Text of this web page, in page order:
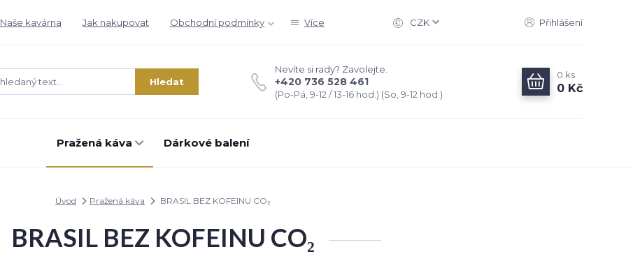
Naše kavárna Jak nakupovat Obchodní podmínky Více CZK Přihlášení
Hledat
Nevíte si rady? Zavolejte.
+420 736 528 461
(Po-Pá, 9-12 / 13-16 hod.) (So, 9-12 hod.)
0 ks
0 Kč
Pražená káva Dárkové balení
Úvod Pražená káva BRASIL BEZ KOFEINU CO₂
BRASIL BEZ KOFEINU CO₂